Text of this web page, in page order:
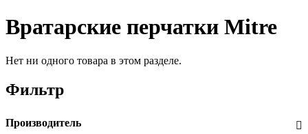
Вратарские перчатки Mitre
Нет ни одного товара в этом разделе.
Фильтр
Производитель